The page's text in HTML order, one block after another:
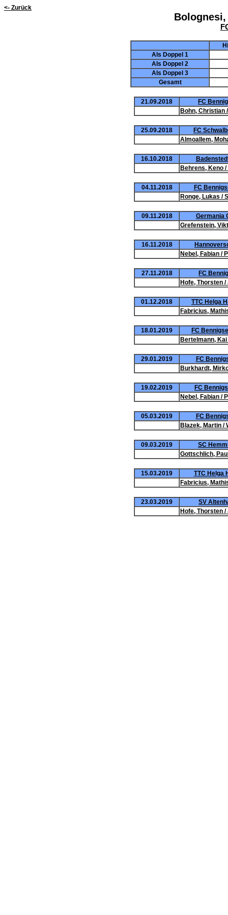
<- Zurück
Als Doppel 1
Als Doppel 2
Als Doppel 3
Gesamt
21.09.2018
FC
Bohn, Christian
25.09.2018
FC
Almoallem,
16.10.2018
Behrens, Keno
04.11.2018
FC
Ronge, Lukas /
09.11.2018
Germania
Grefenstein,
16.11.2018
Nebel, Fabian /
27.11.2018
FC
Hofe, Thorsten
01.12.2018
TTC Helga
Fabricius,
18.01.2019
FC
Bertelmann,
29.01.2019
FC
Burkhardt,
19.02.2019
FC
Nebel, Fabian /
05.03.2019
FC
Blazek, Martin /
09.03.2019
SC
Gottschlich,
15.03.2019
TTC Helga
Fabricius,
23.03.2019
SV
Hofe, Thorsten